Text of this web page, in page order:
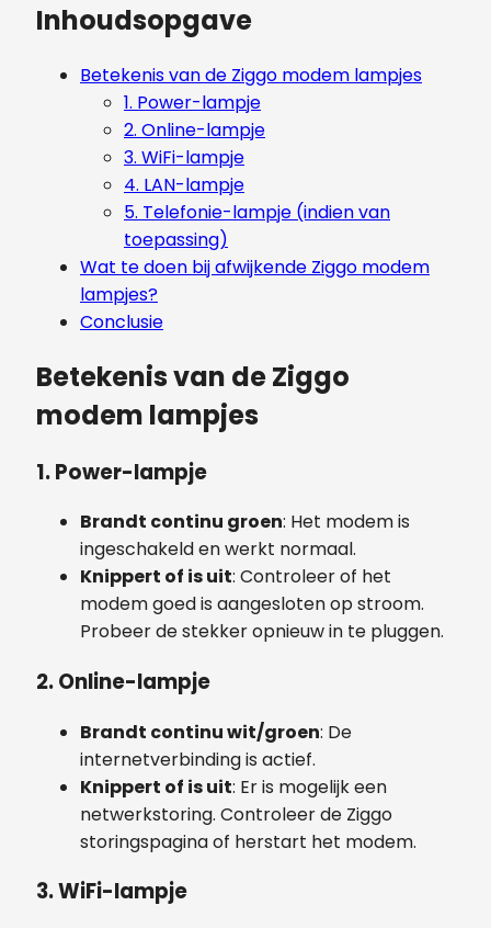
Inhoudsopgave
Betekenis van de Ziggo modem lampjes
1. Power-lampje
2. Online-lampje
3. WiFi-lampje
4. LAN-lampje
5. Telefonie-lampje (indien van
toepassing)
Wat te doen bij afwijkende Ziggo modem
lampjes?
Conclusie
Betekenis van de Ziggo
modem lampjes
1.Power-lampje
Brandt continu groen: Het modem is
ingeschakeld en werkt normaal.
Knippert of is uit: Controleer of het
modem goed is aangesloten op stroom.
Probeer de stekker opnieuw in te pluggen.
2.Online-lampje
Brandt continu wit/groen: De
internetverbinding is actief.
Knippert of is uit: Er is mogelijk een
netwerkstoring. Controleer de Ziggo
storingspagina of herstart het modem.
3.WiFi-lampje